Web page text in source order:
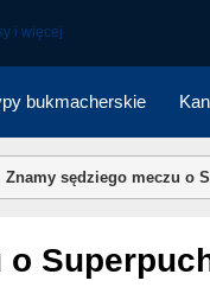
bukmacherskie
Znamy sędziego meczu o
o